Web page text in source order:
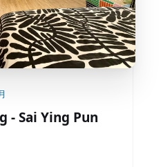
- Sai Ying Pun